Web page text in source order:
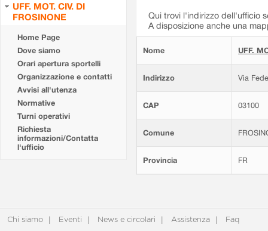
UFF. MOT. CIV. DI
FROSINONE
Home Page
Dove siamo
Orari apertura sportelli
Organizzazione e contatti
Avvisi all'utenza
Normative
Turni operativi
Richiesta
informazioni/Contatta
l'ufficio
Qui trovi l'indirizzo dell'ufficio
A disposizione anche una
Nome UFF.
Indirizzo Via
CAP 03100
Comune
Provincia FR
Chi siamo Eventi News e circolari Assistenza Faq